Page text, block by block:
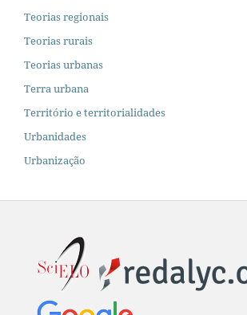
Teorias regionais
Teorias rurais
Teorias urbanas
Terra urbana
Território e territorialidades
Urbanidades
Urbanização